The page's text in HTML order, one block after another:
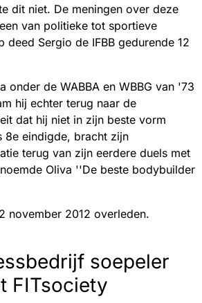
dit niet. De meningen over deze
van politieke tot sportieve
deed Sergio de IFBB gedurende 12
onder de WABBA en WBBG van '73
hij echter terug naar de
dat hij niet in zijn beste vorm
8e eindigde, bracht zijn
terug van zijn eerdere duels met
Oliva ''De beste bodybuilder
november 2012 overleden.
soepeler
FITsociety